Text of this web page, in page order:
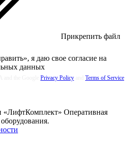
Прикрепить файл
я даю свое согласие на
данных
Privacy Policy
Terms of Service
«ЛифтКомплект» Оперативная